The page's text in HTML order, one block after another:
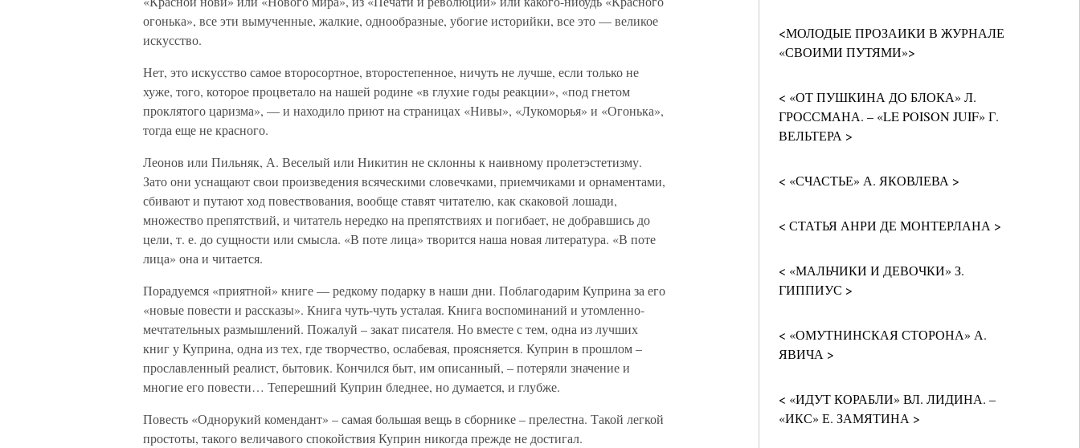
<МОЛОДЫЕ ПРОЗАИКИ В ЖУРНАЛЕ
«СВОИМИ ПУТЯМИ»>
< «ОТ ПУШКИНА ДО БЛОКА» Л.
ГРОССМАНА. – «LE POISON JUIF» Г.
ВЕЛЬТЕРА >
< «СЧАСТЬЕ» А. ЯКОВЛЕВА >
< СТАТЬЯ АНРИ ДЕ МОНТЕРЛАНА >
< «МАЛЬЧИКИ И ДЕВОЧКИ» З.
ГИППИУС >
< «ОМУТНИНСКАЯ СТОРОНА» А.
ЯВИЧА >
< «ИДУТ КОРАБЛИ» ВЛ. ЛИДИНА. –
«ИКС» Е. ЗАМЯТИНА >
огонька», все эти вымученные, жалкие, однообразные, убогие историйки, все это — великое
искусство.
Нет, это искусство самое второсортное, второстепенное, ничуть не лучше, если только не
хуже, того, которое процветало на нашей родине «в глухие годы реакции», «под гнетом
проклятого царизма», — и находило приют на страницах «Нивы», «Лукоморья» и «Огонька»,
тогда еще не красного.
Леонов или Пильняк, А. Веселый или Никитин не склонны к наивному пролетэстетизму.
Зато они уснащают свои произведения всяческими словечками, приемчиками и орнаментами,
сбивают и путают ход повествования, вообще ставят читателю, как скаковой лошади,
множество препятствий, и читатель нередко на препятствиях и погибает, не добравшись до
цели, т. е. до сущности или смысла. «В поте лица» творится наша новая литература. «В поте
лица» она и читается.
Порадуемся «приятной» книге — редкому подарку в наши дни. Поблагодарим Куприна за его
«новые повести и рассказы». Книга чуть-чуть усталая. Книга воспоминаний и утомленно-
мечтательных размышлений. Пожалуй – закат писателя. Но вместе с тем, одна из лучших
книг у Куприна, одна из тех, где творчество, ослабевая, проясняется. Куприн в прошлом –
прославленный реалист, бытовик. Кончился быт, им описанный, – потеряли значение и
многие его повести… Теперешний Куприн бледнее, но думается, и глубже.
Повесть «Однорукий комендант» – самая большая вещь в сборнике – прелестна. Такой легкой
простоты, такого величавого спокойствия Куприн никогда прежде не достигал.